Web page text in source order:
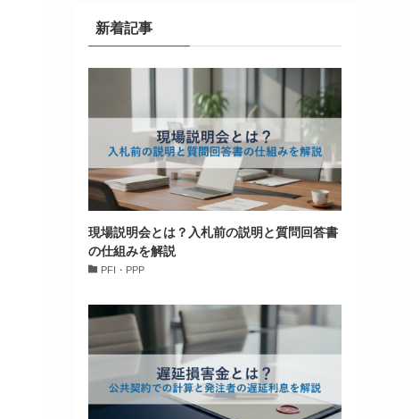
新着記事
現場説明会とは？入札前の説明と質問回答書
の仕組みを解説
PFI・PPP